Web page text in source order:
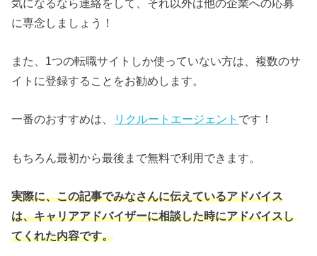
に専念しましょう！
また、1つの転職サイトしか使っていない方は、複数のサ
イトに登録することをお勧めします。
一番のおすすめは、 リクルートエージェント です！
もちろん最初から最後まで無料で利用できます。
実際に、この記事でみなさんに伝えているアドバイス
は、キャリアアドバイザーに相談した時にアドバイスし
てくれた内容です。